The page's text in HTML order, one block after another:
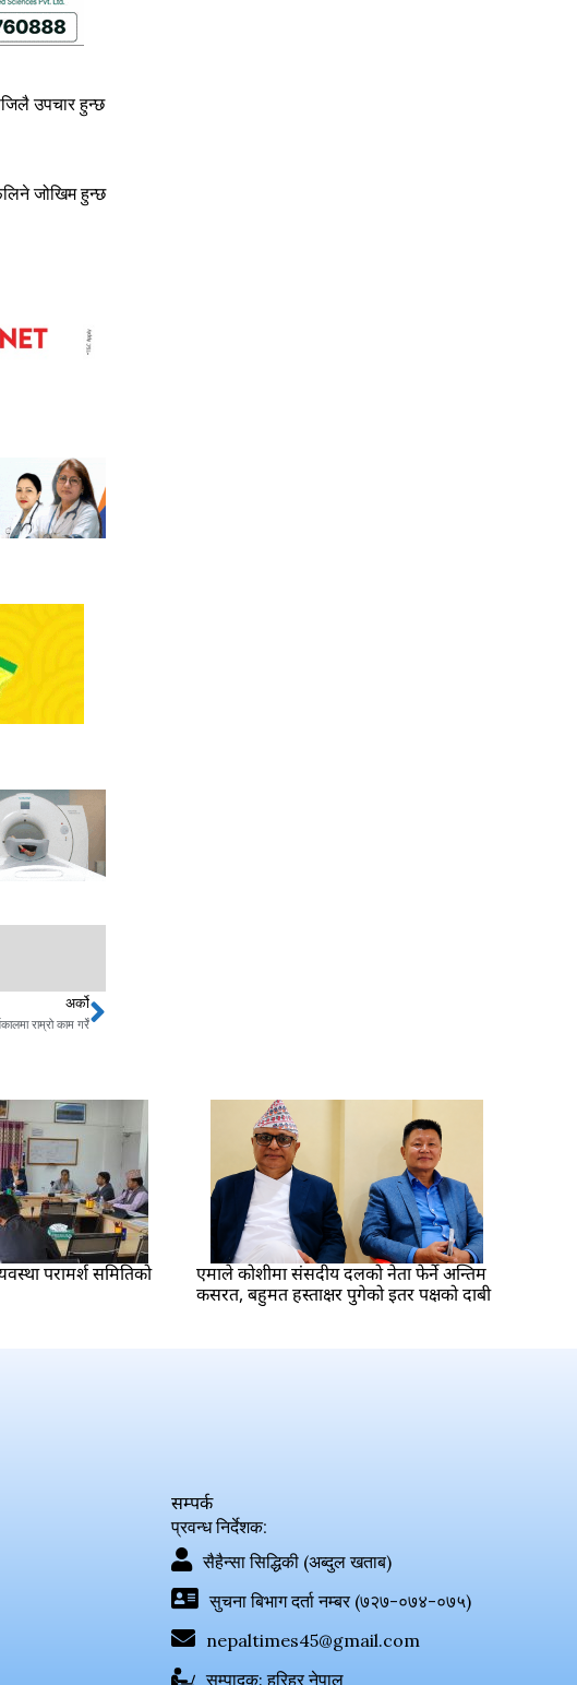
उपचार हुन्छ
जोखिम हुन्छ
अर्को
राम्रो काम गरेँNext
परामर्श समितिको
एमाले कोशीमा संसदीय दलको नेता फेर्ने अन्तिम
कसरत, बहुमत हस्ताक्षर पुगेको इतर पक्षको दाबी
सम्पर्क
प्रवन्ध निर्देशक:
सैहैन्सा सिद्धिकी (अब्दुल खताब)
सुचना बिभाग दर्ता नम्बर (७२७-०७४-०७५)
nepaltimes45@gmail.com
सम्पादक: हरिहर नेपाल